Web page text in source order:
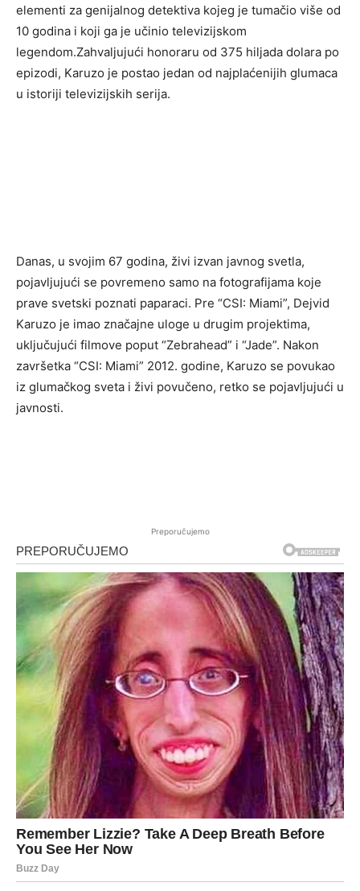
elementi za genijalnog detektiva kojeg je tumačio više od
10 godina i koji ga je učinio televizijskom
legendom.Zahvaljujući honoraru od 375 hiljada dolara po
epizodi, Karuzo je postao jedan od najplaćenijih glumaca
u istoriji televizijskih serija.
Danas, u svojim 67 godina, živi izvan javnog svetla,
pojavljujući se povremeno samo na fotografijama koje
prave svetski poznati paparaci. Pre “CSI: Miami”, Dejvid
Karuzo je imao značajne uloge u drugim projektima,
uključujući filmove poput “Zebrahead” i “Jade”. Nakon
završetka “CSI: Miami” 2012. godine, Karuzo se povukao
iz glumačkog sveta i živi povučeno, retko se pojavljujući u
javnosti.
Preporučujemo